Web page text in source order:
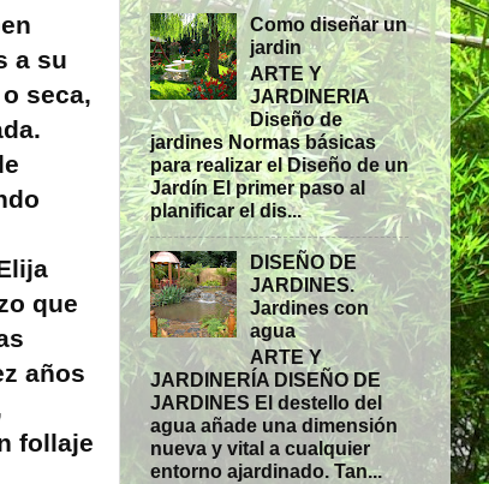
a su
seca,
que
años
follaje
Como diseñar un
jardin
ARTE Y
JARDINERIA
Diseño de
jardines Normas básicas
para realizar el Diseño de un
Jardín El primer paso al
planificar el dis...
DISEÑO DE
JARDINES.
Jardines con
agua
ARTE Y
JARDINERÍA DISEÑO DE
JARDINES El destello del
agua añade una dimensión
nueva y vital a cualquier
entorno ajardinado. Tan...